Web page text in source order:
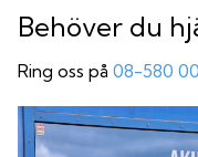
Behöver du
Ring oss på 08-580